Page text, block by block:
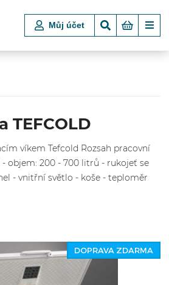
Můj účet
TEFCOLD
víkem Tefcold Rozsah pracovní
- objem: 200 - 700 litrů - rukojeť se
- vnitřní světlo - koše - teploměr
DOPRAVA ZDARMA